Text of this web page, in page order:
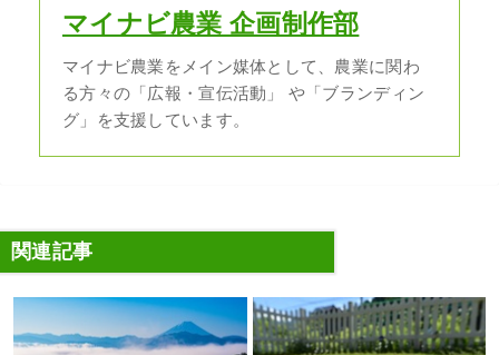
マイナビ農業 企画制作部
マイナビ農業をメイン媒体として、農業に関わ
る方々の「広報・宣伝活動」 や「ブランディン
グ」を支援しています。
関連記事